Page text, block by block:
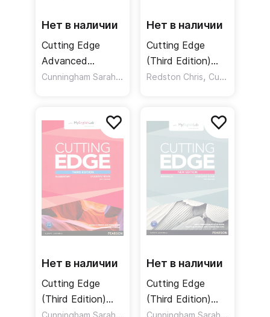
Нет в наличии
Cutting Edge
Advanced
Students Book +Cunningham Sarah
,Moor Peter,Carr Jane Comyns
Нет в наличии
Cutting Edge
(Third Edition)
Starter Students'
DVD / Учебник +
онлайн-код +
DVD
Redston Chris, Cunningham Sarah
Нет в наличии
Cutting Edge
(Third Edition)
Elementary
Cunningham Sarah
,Moor Peter,Crace Araminta
Нет в наличии
Cutting Edge
(Third Edition)
Advanced
Cunningham Sarah
,Moor